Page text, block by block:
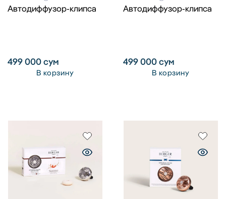
Автодиффузор-клипса
499 000сум
В корзину
Автодиффузор-клипса
499 000сум
В корзину